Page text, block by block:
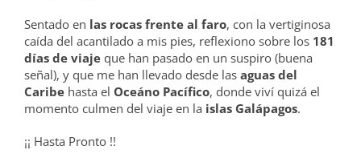
Sentado en las rocas frente al faro, con la vertiginosa
caída del acantilado a mis pies, reflexiono sobre los 181
días de viaje que han pasado en un suspiro (buena
señal), y que me han llevado desde las aguas del
Caribe hasta el Oceáno Pacífico, donde viví quizá el
momento culmen del viaje en la islas Galápagos.
¡¡ Hasta Pronto !!